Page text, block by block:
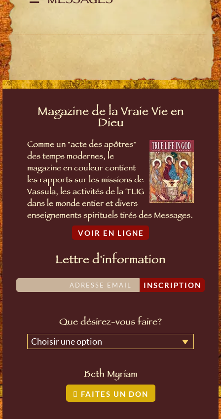
Magazine de la Vraie Vie en
Dieu
Comme un "acte des apôtres"
des temps modernes, le
magazine en couleur contient
les rapports sur les missions de
Vassula, les activités de la TLIG
dans le monde entier et divers
enseignements spirituels tirés des Messages.
VOIR EN LIGNE
Lettre d'information
INSCRIPTION
Que désirez-vous faire?
Choisir une option
Beth Myriam
FAITES UN DON